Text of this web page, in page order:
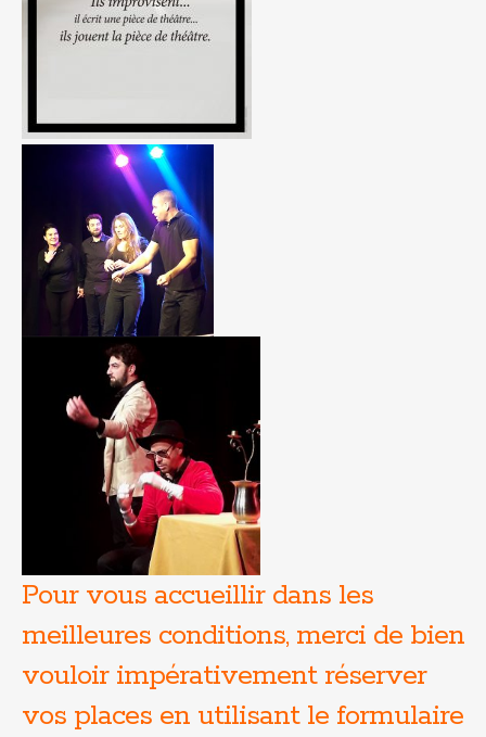
Pour vous accueillir dans les
meilleures conditions, merci de bien
vouloir impérativement réserver
vos places en utilisant le formulaire